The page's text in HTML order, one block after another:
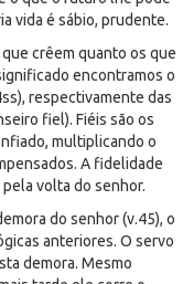
vida é sábio, prudente.
crêem quanto os que
encontramos o
respectivamente das
fiel). Fiéis são os
multiplicando o
A fidelidade
volta do senhor.
do senhor (v.45), o
anteriores. O servo
demora. Mesmo